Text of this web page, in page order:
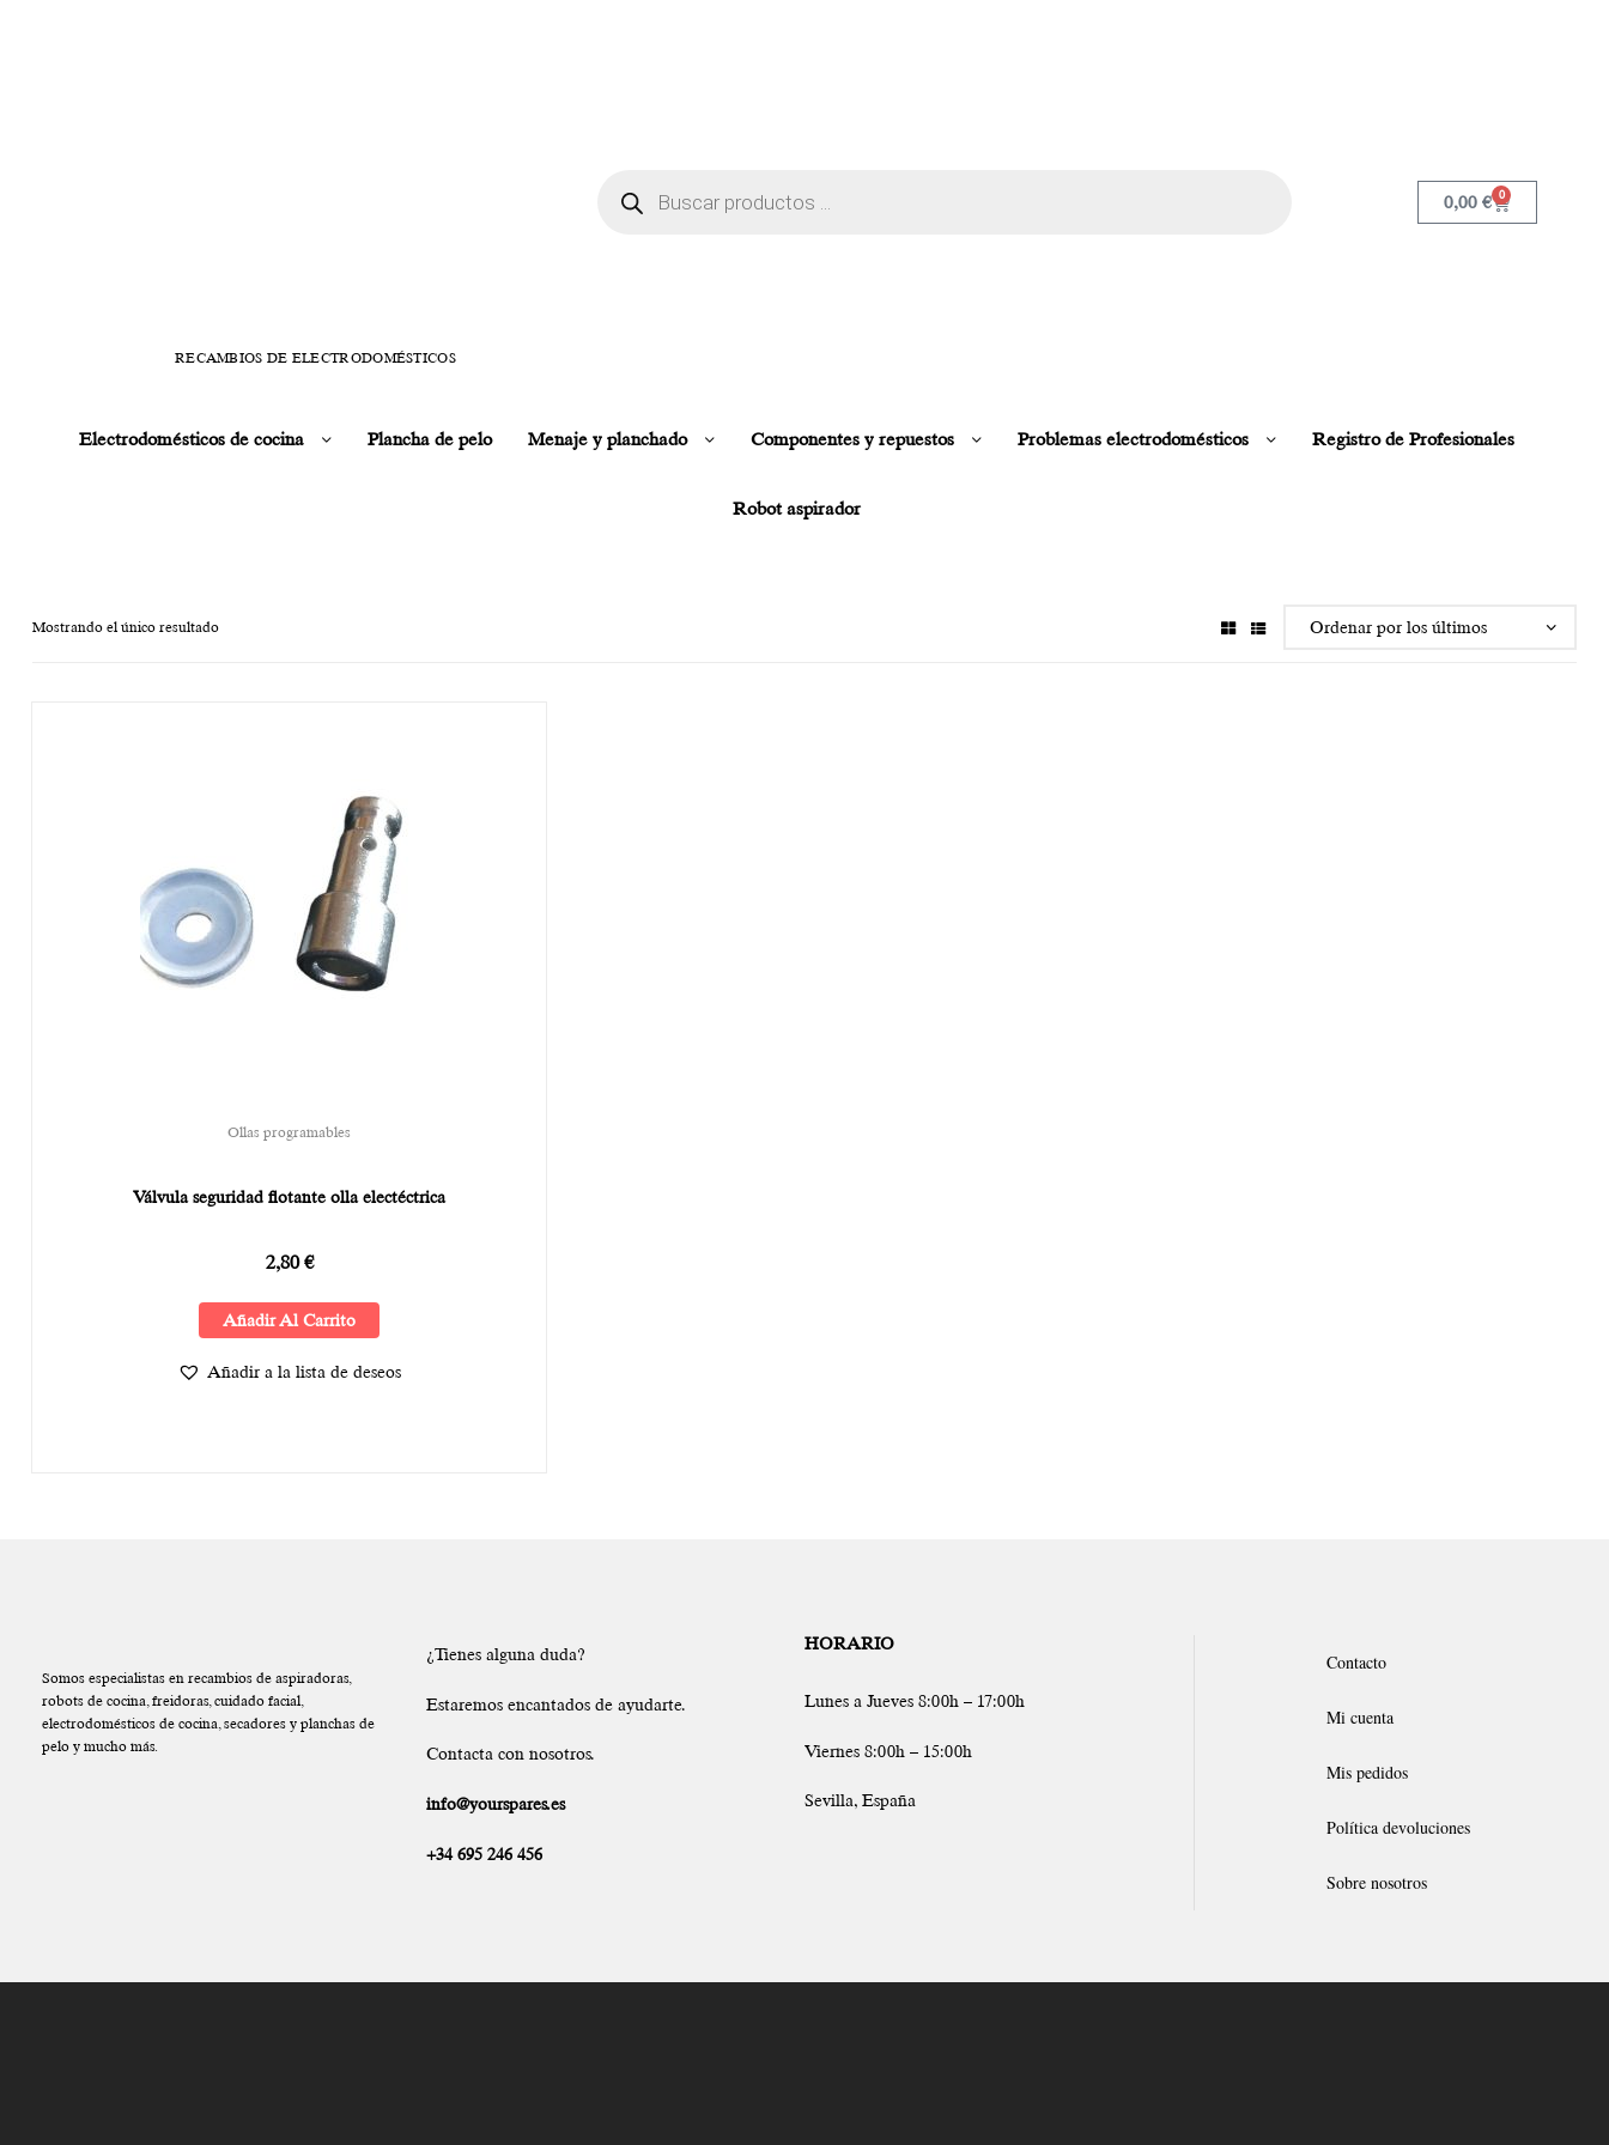
RECAMBIOS DE ELECTRODOMÉSTICOS
0,00€ 0
Electrodomésticos de cocina Plancha de pelo Menaje y planchado Componentes y repuestos Problemas electrodomésticos Registro de Profesionales
Robot aspirador
Mostrando el único resultado
Ollas programables
Válvula seguridad flotante olla electéctrica
2,80€
Añadir Al Carrito
Añadir a la lista de deseos
Somos especialistas en recambios de aspiradoras,
robots de cocina, freidoras, cuidado facial,
electrodomésticos de cocina, secadores y planchas de
pelo y mucho más.
¿Tienes alguna duda?
Estaremos encantados de ayudarte.
Contacta con nosotros.
info@yourspares.es
+34 695 246 456
HORARIO
Lunes a Jueves 8:00h – 17:00h
Viernes 8:00h – 15:00h
Sevilla, España
Contacto
Mi cuenta
Mis pedidos
Política devoluciones
Sobre nosotros